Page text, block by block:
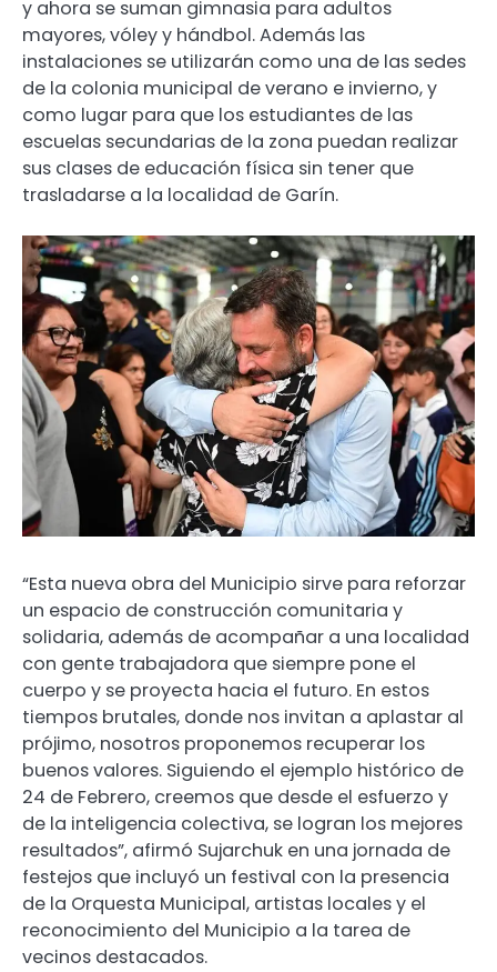
y ahora se suman gimnasia para adultos
mayores, vóley y hándbol. Además las
instalaciones se utilizarán como una de las sedes
de la colonia municipal de verano e invierno, y
como lugar para que los estudiantes de las
escuelas secundarias de la zona puedan realizar
sus clases de educación física sin tener que
trasladarse a la localidad de Garín.
“Esta nueva obra del Municipio sirve para reforzar
un espacio de construcción comunitaria y
solidaria, además de acompañar a una localidad
con gente trabajadora que siempre pone el
cuerpo y se proyecta hacia el futuro. En estos
tiempos brutales, donde nos invitan a aplastar al
prójimo, nosotros proponemos recuperar los
buenos valores. Siguiendo el ejemplo histórico de
24 de Febrero, creemos que desde el esfuerzo y
de la inteligencia colectiva, se logran los mejores
resultados”, afirmó Sujarchuk en una jornada de
festejos que incluyó un festival con la presencia
de la Orquesta Municipal, artistas locales y el
reconocimiento del Municipio a la tarea de
vecinos destacados.